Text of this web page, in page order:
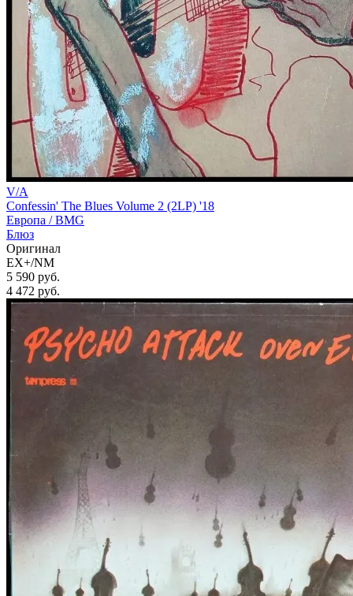
V/A
Confessin' The Blues Volume 2 (2LP) '18
Европа /BMG
Блюз
Оригинал
EX+/NM
5 590 руб.
4 472 руб.